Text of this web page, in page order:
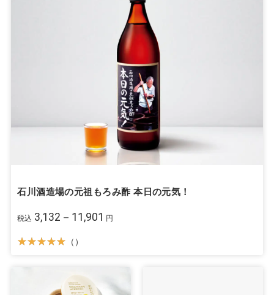
石川酒造場の元祖もろみ酢 本日の元気！
税込 3,132－11,901 円
（）